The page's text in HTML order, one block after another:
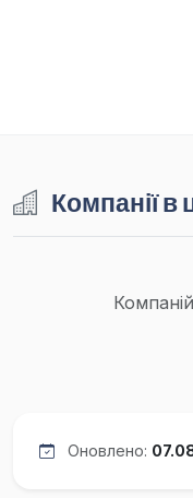
Компанії в
Оновлено: